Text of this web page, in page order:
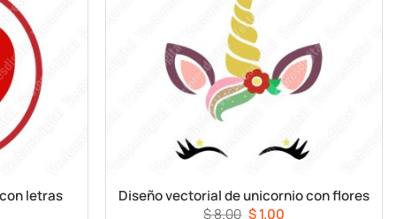
letras
Diseño vectorial de unicornio con flores
$8.00 El
$1.00